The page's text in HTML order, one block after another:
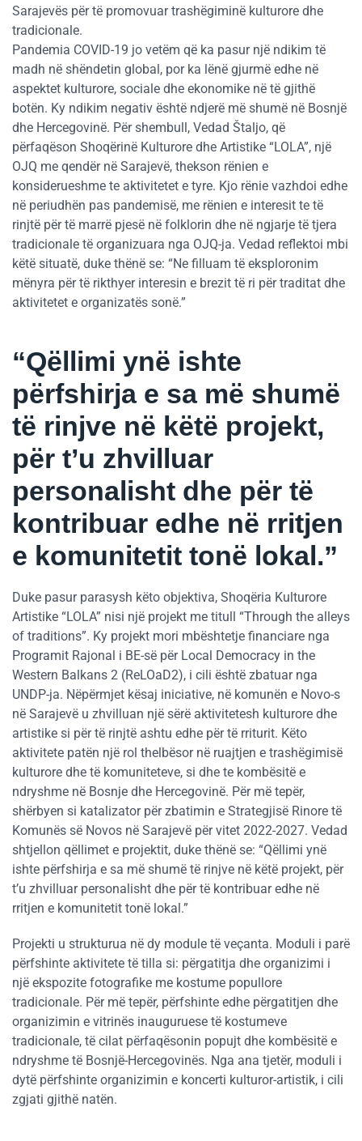
Sarajevës për të promovuar trashëgiminë kulturore dhe
tradicionale.
Pandemia COVID-19 jo vetëm që ka pasur një ndikim të
madh në shëndetin global, por ka lënë gjurmë edhe në
aspektet kulturore, sociale dhe ekonomike në të gjithë
botën. Ky ndikim negativ është ndjerë më shumë në Bosnjë
dhe Hercegovinë. Për shembull, Vedad Štaljo, që
përfaqëson Shoqërinë Kulturore dhe Artistike “LOLA”, një
OJQ me qendër në Sarajevë, thekson rënien e
konsiderueshme te aktivitetet e tyre. Kjo rënie vazhdoi edhe
në periudhën pas pandemisë, me rënien e interesit te të
rinjtë për të marrë pjesë në folklorin dhe në ngjarje të tjera
tradicionale të organizuara nga OJQ-ja. Vedad reflektoi mbi
këtë situatë, duke thënë se: “Ne filluam të eksploronim
mënyra për të rikthyer interesin e brezit të ri për traditat dhe
aktivitetet e organizatës sonë.”
“Qëllimi ynë ishte
përfshirja e sa më shumë
të rinjve në këtë projekt,
për t’u zhvilluar
personalisht dhe për të
kontribuar edhe në rritjen
e komunitetit tonë lokal.”
Duke pasur parasysh këto objektiva, Shoqëria Kulturore
Artistike “LOLA” nisi një projekt me titull “Through the alleys
of traditions”. Ky projekt mori mbështetje financiare nga
Programit Rajonal i BE-së për Local Democracy in the
Western Balkans 2 (ReLOaD2), i cili është zbatuar nga
UNDP-ja. Nëpërmjet kësaj iniciative, në komunën e Novo-s
në Sarajevë u zhvilluan një sërë aktivitetesh kulturore dhe
artistike si për të rinjtë ashtu edhe për të rriturit. Këto
aktivitete patën një rol thelbësor në ruajtjen e trashëgimisë
kulturore dhe të komuniteteve, si dhe te kombësitë e
ndryshme në Bosnje dhe Hercegovinë. Për më tepër,
shërbyen si katalizator për zbatimin e Strategjisë Rinore të
Komunës së Novos në Sarajevë për vitet 2022-2027. Vedad
shtjellon qëllimet e projektit, duke thënë se: “Qëllimi ynë
ishte përfshirja e sa më shumë të rinjve në këtë projekt, për
t’u zhvilluar personalisht dhe për të kontribuar edhe në
rritjen e komunitetit tonë lokal.”
Projekti u strukturua në dy module të veçanta. Moduli i parë
përfshinte aktivitete të tilla si: përgatitja dhe organizimi i
një ekspozite fotografike me kostume popullore
tradicionale. Për më tepër, përfshinte edhe përgatitjen dhe
organizimin e vitrinës inauguruese të kostumeve
tradicionale, të cilat përfaqësonin popujt dhe kombësitë e
ndryshme të Bosnjë-Hercegovinës. Nga ana tjetër, moduli i
dytë përfshinte organizimin e koncerti kulturor-artistik, i cili
zgjati gjithë natën.